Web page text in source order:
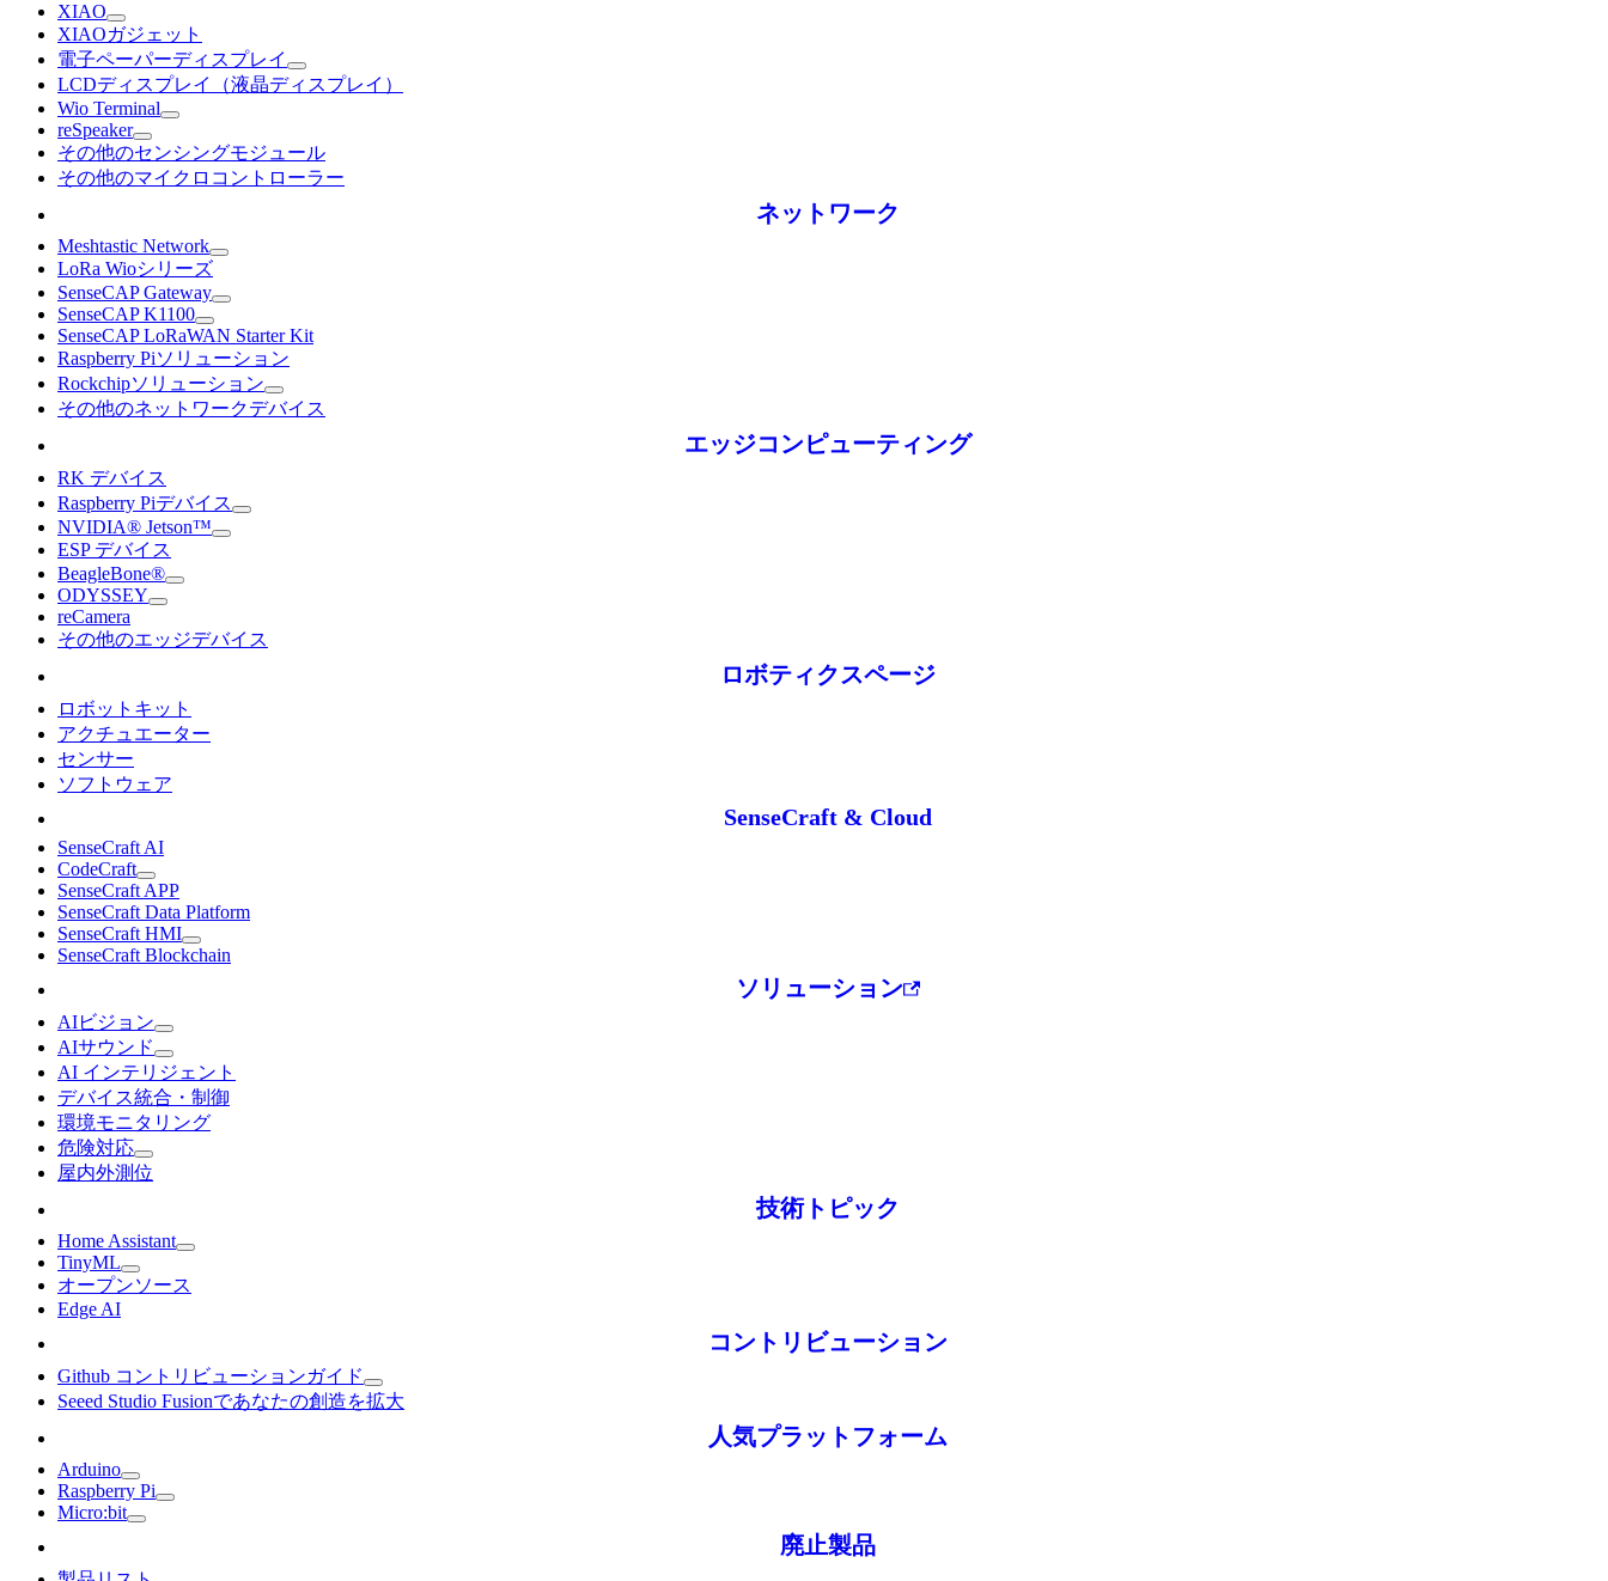
XIAO
XIAOガジェット
電子ペーパーディスプレイ
LCDディスプレイ（液晶ディスプレイ）
Wio Terminal
reSpeaker
その他のセンシングモジュール
その他のマイクロコントローラー
ネットワーク
Meshtastic Network
LoRa Wioシリーズ
SenseCAP Gateway
SenseCAP K1100
SenseCAP LoRaWAN Starter Kit
Raspberry Piソリューション
Rockchipソリューション
その他のネットワークデバイス
エッジコンピューティング
RK デバイス
Raspberry Piデバイス
NVIDIA® Jetson™
ESP デバイス
BeagleBone®
ODYSSEY
reCamera
その他のエッジデバイス
ロボティクスページ
ロボットキット
アクチュエーター
センサー
ソフトウェア
SenseCraft & Cloud
SenseCraft AI
CodeCraft
SenseCraft APP
SenseCraft Data Platform
SenseCraft HMI
SenseCraft Blockchain
ソリューション
AIビジョン
AIサウンド
AI インテリジェント
デバイス統合・制御
環境モニタリング
危険対応
屋内外測位
技術トピック
Home Assistant
TinyML
オープンソース
Edge AI
コントリビューション
Github コントリビューションガイド
Seeed Studio Fusionであなたの創造を拡大
人気プラットフォーム
Arduino
Raspberry Pi
Micro:bit
廃止製品